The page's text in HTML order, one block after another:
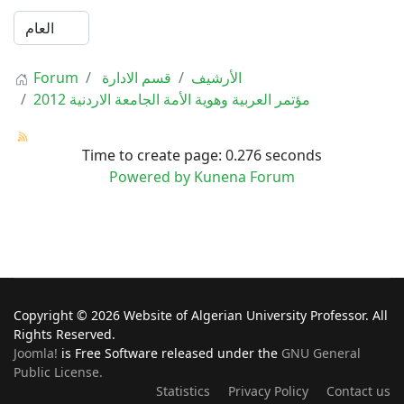
Forum قسم الادارة
الأرشيف
مؤتمر العربية وهوية الأمة الجامعة الاردنية 2012
Time to create page: 0.276 seconds
Powered by Kunena Forum
Copyright © 2026 Website of Algerian University Professor. All
Rights Reserved.
Joomla! is Free Software released under the GNU General
Public License.
Statistics
Privacy Policy Contact us